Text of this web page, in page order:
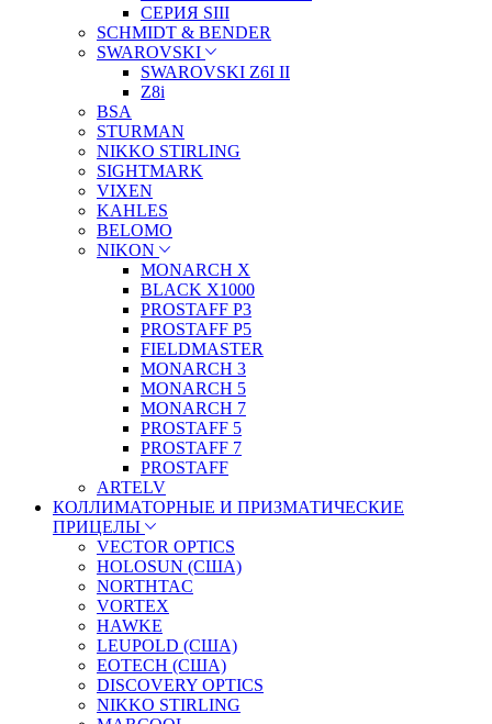
СЕРИЯ SIII
SCHMIDT & BENDER
SWAROVSKI
SWAROVSKI Z6I II
Z8i
BSA
STURMAN
NIKKO STIRLING
SIGHTMARK
VIXEN
KAHLES
BELOMO
NIKON
MONARCH X
BLACK X1000
PROSTAFF P3
PROSTAFF P5
FIELDMASTER
MONARCH 3
MONARCH 5
MONARCH 7
PROSTAFF 5
PROSTAFF 7
PROSTAFF
ARTELV
КОЛЛИМАТОРНЫЕ И ПРИЗМАТИЧЕСКИЕ
ПРИЦЕЛЫ
VECTOR OPTICS
HOLOSUN (США)
NORTHTAC
VORTEX
HAWKE
LEUPOLD (США)
EOTECH (США)
DISCOVERY OPTICS
NIKKO STIRLING